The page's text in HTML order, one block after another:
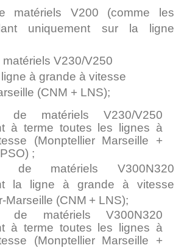
matériels V200 (comme les
uniquement sur la ligne
V230/V250
à grande à vitesse
(CNM + LNS);
de matériels V230/V250
à terme toutes les lignes à
(Monptellier­ Marseille +
;
de matériels V300N320
la ligne à grande à vitesse
Marseille (CNM + LNS);
de matériels V300N320
à terme toutes les lignes à
(Monptellier­ Marseille +